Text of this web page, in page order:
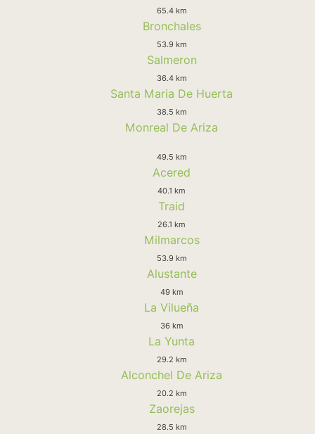
65.4 km
Bronchales
53.9 km
Salmeron
36.4 km
Santa Maria De Huerta
38.5 km
Monreal De Ariza
49.5 km
Acered
40.1 km
Traid
26.1 km
Milmarcos
53.9 km
Alustante
49 km
La Vilueña
36 km
La Yunta
29.2 km
Alconchel De Ariza
20.2 km
Zaorejas
28.5 km